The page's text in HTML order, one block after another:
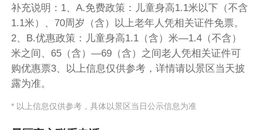
补充说明：1、A.免费政策：儿童身高1.1米以下（不含
1.1米）、70周岁（含）以上老年人凭相关证件免票。
2、B.优惠政策：儿童身高1.1（含）米—1.4（不含）
米之间、65（含）—69（含）之间老人凭相关证件可
购优惠票3、以上信息仅供参考，详情请以景区当天披
露为准。
* 以上信息仅供参考，具体以景区当日公示信息为准